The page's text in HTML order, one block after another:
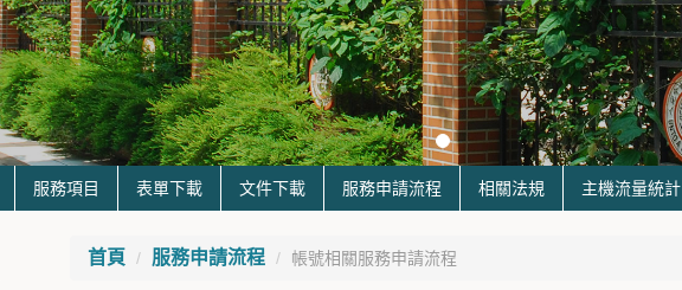
服務項目 表單下載 文件下載 服務申請流程 相關法規 主機流量統計
首頁 服務申請流程 帳號相關服務申請流程